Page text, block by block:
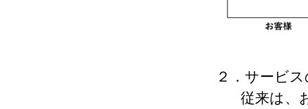
２．サービ
従来は、